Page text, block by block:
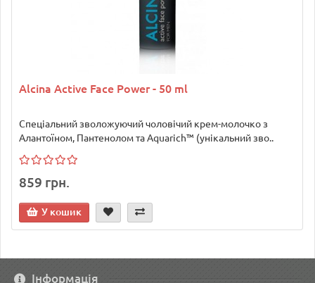
Alcina Active Face Power - 50 ml
Спеціальний зволожуючий чоловічий крем-молочко з
Алантоїном, Пантенолом та Aquarich™ (унікальний зво..
859 грн.
У кошик
Інформація